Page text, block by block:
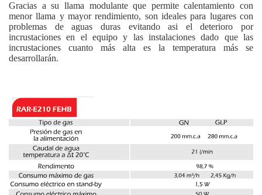
Gracias a su llama modulante que permite calentamiento con
menor llama y mayor rendimiento, son ideales para lugares con
problemas de aguas duras evitando asi el deterioro por
incrustaciones en el equipo y las instalaciones dado que las
incrustaciones cuanto más alta es la temperatura más se
desarrollarán.